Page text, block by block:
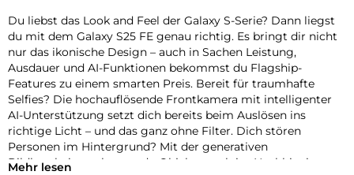
Du liebst das Look and Feel der Galaxy S-Serie? Dann liegst
du mit dem Galaxy S25 FE genau richtig. Es bringt dir nicht
nur das ikonische Design – auch in Sachen Leistung,
Ausdauer und AI-Funktionen bekommst du Flagship-
Features zu einem smarten Preis. Bereit für traumhafte
Selfies? Die hochauflösende Frontkamera mit intelligenter
AI-Unterstützung setzt dich bereits beim Auslösen ins
richtige Licht – und das ganz ohne Filter. Dich stören
Personen im Hintergrund? Mit der generativen
Bildbearbeitung kannst du Objekte auch im Nachhinein
Mehr lesen